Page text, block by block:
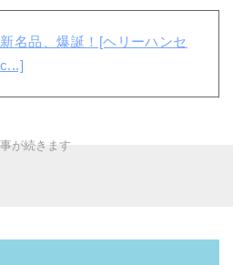
名品、爆誕！[ヘリーハンセ